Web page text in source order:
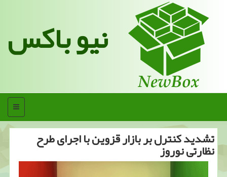
نیو باکس
منو
تشدید كنترل بر بازار قزوین با اجرای طرح
نظارتی نوروز